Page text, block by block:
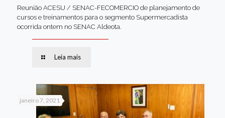
Reunião ACESU / SENAC-FECOMERCIO de planejamento de
cursos e treinamentos para o segmento Supermercadista
ocorrida ontem no SENAC Aldeota.
Leia mais
janeiro 7, 2021